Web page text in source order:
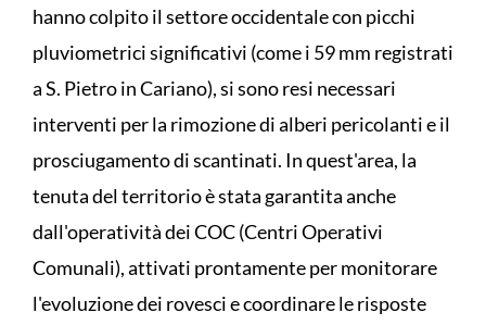
hanno colpito il settore occidentale con picchi
pluviometrici significativi (come i 59 mm registrati
a S. Pietro in Cariano), si sono resi necessari
interventi per la rimozione di alberi pericolanti e il
prosciugamento di scantinati. In quest'area, la
tenuta del territorio è stata garantita anche
dall'operatività dei COC (Centri Operativi
Comunali), attivati prontamente per monitorare
l'evoluzione dei rovesci e coordinare le risposte